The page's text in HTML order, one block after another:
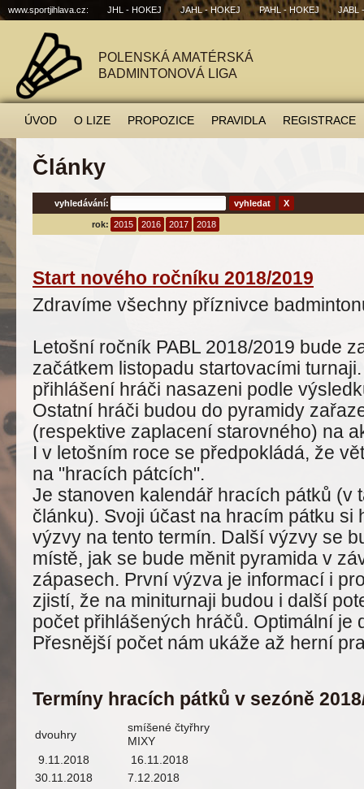
www.sportjihlava.cz: JHL - HOKEJ JAHL - HOKEJ PAHL - HOKEJ JABL
POLENSKÁ AMATÉRSKÁ
BADMINTONOVÁ LIGA
ÚVOD O LIZE PROPOZICE PRAVIDLA REGISTRACE
Články
vyhledávání: X
rok: 2015 2016 2017 2018
Start nového ročníku 2018/2019
Zdravíme všechny příznivce
Letošní ročník PABL 2018/2019 bude
začátkem listopadu startovacími
přihlášení hráči nasazeni podle
Ostatní hráči budou do pyramidy
(respektive zaplacení starovného) na
I v letošním roce se předpokládá, že
na "hracích pátcích".
Je stanoven kalendář hracích pátků (v
článku). Svoji účast na hracím pátku si
výzvy na tento termín. Další výzvy se
místě, jak se bude měnit pyramida v
zápasech. První výzva je informací i
zjistí, že na miniturnaji budou i další
počet přihlášených hráčů. Optimální je
Přesnější počet nám ukáže až herní
Termíny hracích pátků v sezóně
dvouhry
smíšené čtyřhry
MIXY
9.11.2018
16.11.2018
30.11.2018
7.12.2018